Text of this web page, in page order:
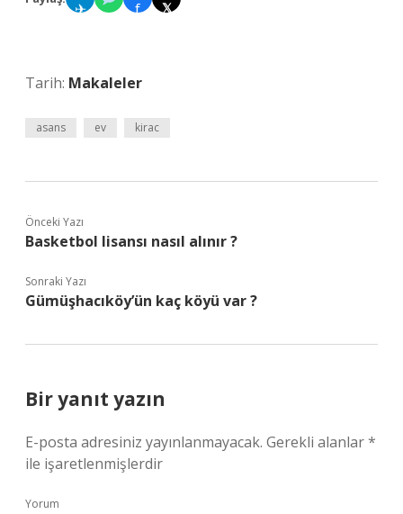
✈ f 𝕏
Tarih: Makaleler
asans ev kirac
Önceki Yazı
Basketbol lisansı nasıl alınır ?
Sonraki Yazı
Gümüşhacıköy’ün kaç köyü var ?
Bir yanıt yazın
E-posta adresiniz yayınlanmayacak. Gerekli alanlar*
ile işaretlenmişlerdir
Yorum